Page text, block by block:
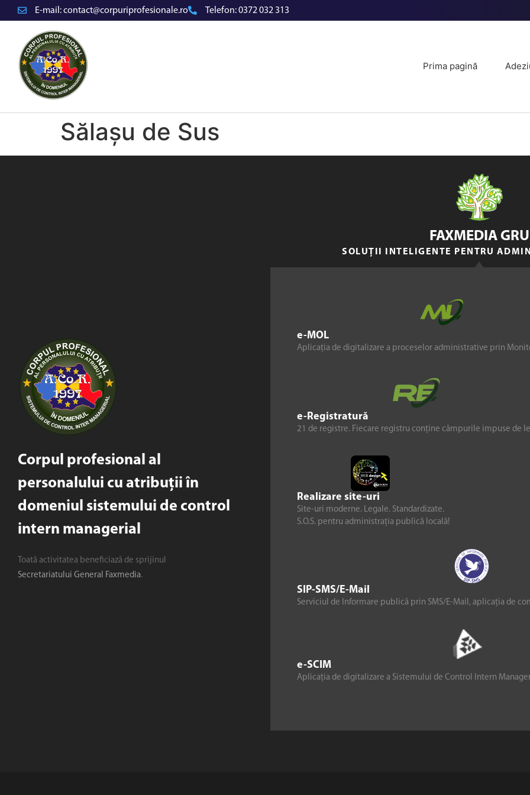
E-mail:contact@corpuriprofesionale.ro Telefon:0372 032 313
Prima pagină
Sălașu de Sus
Corpul profesional al
personalului cu atribuții în
domeniul sistemului de control
intern managerial
Toată activitatea beneficiază de sprijinul
Secretariatului General Faxmedia.
e-MOL
Aplicația de digitalizare a proceselor administrative prin
e-Registratură
21 de registre. Fiecare registru conține câmpurile impuse de
Realizare site-uri
Site-uri moderne. Legale. Standardizate.
S.O.S. pentru administrația publică locală!
SIP-SMS/E-Mail
Serviciul de Informare publică prin SMS/E-Mail, aplicația de
e-SCIM
Aplicația de digitalizare a Sistemului de Control Intern
FAXMEDIA
SOLUȚII INTELIGENTE PENTRU